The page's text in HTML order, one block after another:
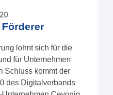
lohnt sich für die
für Unternehmen
Schluss kommt der
des Digitalverbands